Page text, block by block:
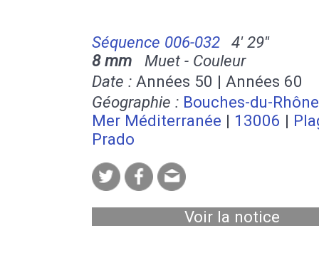
Séquence 006-032
4' 29''
8 mm Muet - Couleur
Date : Années 50 | Années 60
Géographie : Bouches-du-
Mer Méditerranée | 13006 |
Prado
Voir la notice